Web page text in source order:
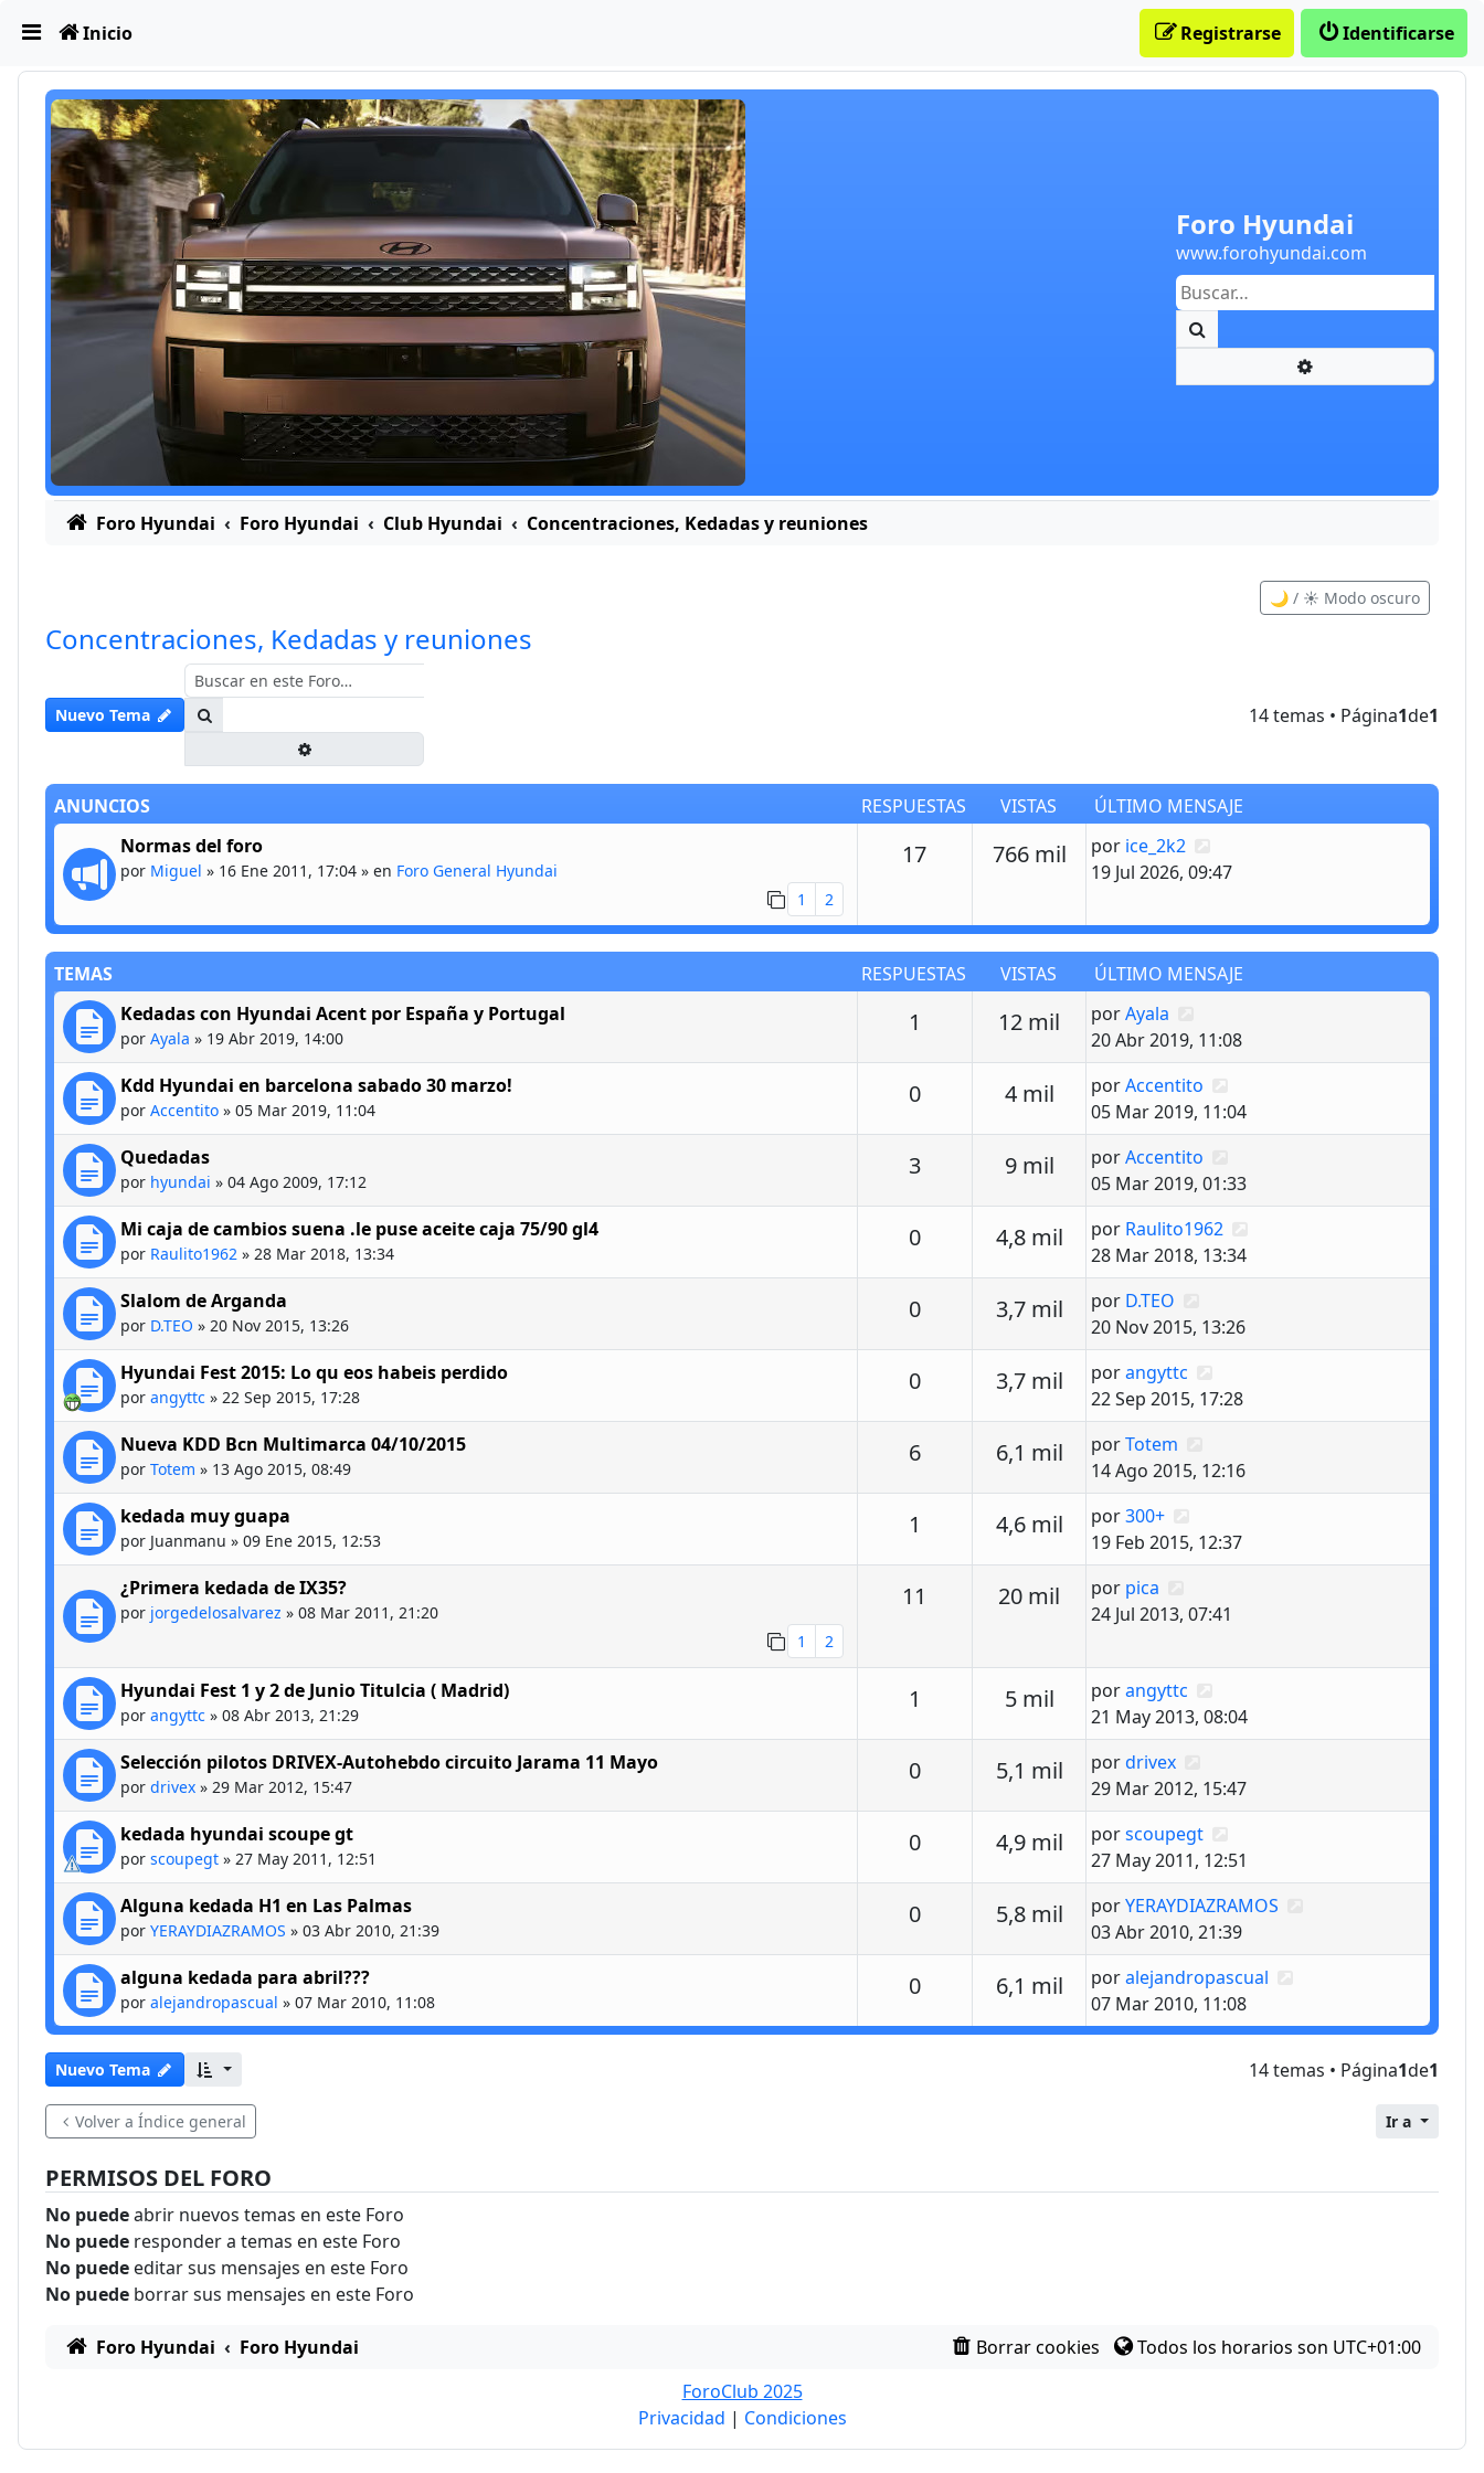
Obviar
Foro Hyundai
www.forohyundai.com
Inicio Identificarse
Registrarse
Foro Hyundai Foro Hyundai Club Hyundai Concentraciones, Kedadas y reuniones
🌙 / ☀️ Modo oscuro
Concentraciones, Kedadas y reuniones
Nuevo Tema 14 temas • Página1de1
ANUNCIOS RESPUESTAS VISTAS
ÚLTIMO MENSAJE
Normas del foro
por Miguel » 16 Ene 2011, 17:04 » en Foro General Hyundai
1
2
17Respuestas
766 milVistasÚltimo mensaje
por ice_2k2
19 Jul 2026, 09:47
TEMAS RESPUESTAS VISTAS
ÚLTIMO MENSAJE
Kedadas con Hyundai Acent por España y Portugal
por Ayala » 19 Abr 2019, 14:00
1 Respuestas
12 mil Vistas
Último mensaje
porAyala
20 Abr 2019, 11:08
Kdd Hyundai en barcelona sabado 30 marzo!
por Accentito » 05 Mar 2019, 11:04
0Respuestas
4 milVistasÚltimo mensaje
porAccentito
05 Mar 2019, 11:04
Quedadas
por hyundai » 04 Ago 2009, 17:12
3Respuestas
9 milVistasÚltimo mensaje
porAccentito
05 Mar 2019, 01:33
Mi caja de cambios suena .le puse aceite caja 75/90 gl4
por Raulito1962 » 28 Mar 2018, 13:34
0Respuestas
4,8 milVistasÚltimo mensaje
por Raulito1962
28 Mar 2018, 13:34
Slalom de Arganda
por D.TEO » 20 Nov 2015, 13:26
0Respuestas
3,7 milVistasÚltimo mensaje
por D.TEO
20 Nov 2015, 13:26
Hyundai Fest 2015: Lo qu eos habeis perdido
por angyttc » 22 Sep 2015, 17:28
0Respuestas
3,7 milVistasÚltimo mensaje
porangyttc
22 Sep 2015, 17:28
Nueva KDD Bcn Multimarca 04/10/2015
por Totem » 13 Ago 2015, 08:49
6Respuestas
6,1 milVistasÚltimo mensaje
porTotem
14 Ago 2015, 12:16
kedada muy guapa
por Juanmanu » 09 Ene 2015, 12:53
1 Respuestas
4,6 milVistasÚltimo mensaje
por300+
19 Feb 2015, 12:37
¿Primera kedada de IX35?
por jorgedelosalvarez » 08 Mar 2011, 21:20
1
2
11 Respuestas
20 mil Vistas
Último mensaje
por pica
24 Jul 2013, 07:41
Hyundai Fest 1 y 2 de Junio Titulcia ( Madrid)
por angyttc » 08 Abr 2013, 21:29
1 Respuestas
5 milVistasÚltimo mensaje
porangyttc
21 May 2013, 08:04
Selección pilotos DRIVEX-Autohebdo circuito Jarama 11 Mayo
por drivex » 29 Mar 2012, 15:47
0Respuestas
5,1 milVistasÚltimo mensaje
pordrivex
29 Mar 2012, 15:47
kedada hyundai scoupe gt
por scoupegt » 27 May 2011, 12:51
0Respuestas
4,9 milVistasÚltimo mensaje
porscoupegt
27 May 2011, 12:51
Alguna kedada H1 en Las Palmas
por YERAYDIAZRAMOS » 03 Abr 2010, 21:39
0Respuestas
5,8 milVistasÚltimo mensaje
porYERAYDIAZRAMOS
03 Abr 2010, 21:39
alguna kedada para abril???
por alejandropascual » 07 Mar 2010, 11:08
0Respuestas
6,1 milVistasÚltimo mensaje
poralejandropascual
07 Mar 2010, 11:08
Nuevo Tema 14 temas • Página1de1
Volver a Índice general Ir a
PERMISOS DEL FORO
No puedeabrir nuevos temas en este Foro
No puede responder a temas en este Foro
No puede editar sus mensajes en este Foro
No puede borrar sus mensajes en este Foro
Foro Hyundai Foro Hyundai Borrar cookies Todos los horarios son UTC+01:00
ForoClub 2025
Privacidad | Condiciones